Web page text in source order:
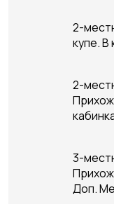
2-
купе. В
2-
3-
Доп.